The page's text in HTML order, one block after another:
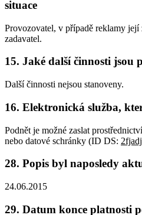
situace
Provozovatel, v případě reklamy její
zadavatel.
15. Jaké další činnosti jsou
Další činnosti nejsou stanoveny.
16. Elektronická služba,
Podnět je možné zaslat
nebo datové schránky (ID DS:
28. Popis byl naposledy
24.06.2015
29. Datum konce platnosti